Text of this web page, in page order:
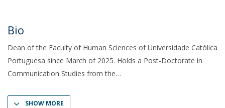
Bio
Dean of the Faculty of Human Sciences of Universidade Católica
Portuguesa since March of 2025. Holds a Post-Doctorate in
Communication Studies from the
SHOW MORE